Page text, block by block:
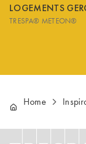
LOGEMENTS
TRESPA® METEON®
Home